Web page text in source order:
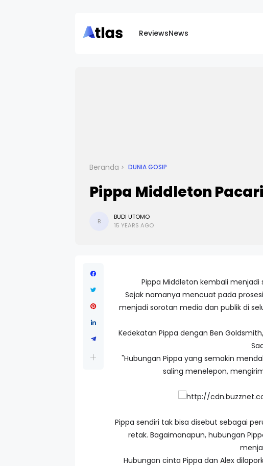
ReviewsNews
Beranda DUNIA GOSIP
Pippa Middleton
B
BUDI UTOMO
15 YEARS AGO
Pippa Middleton kembali menjadi
Sejak namanya mencuat pada
menjadi sorotan media dan publik di
Kedekatan Pippa dengan Ben
"Hubungan Pippa yang semakin
saling menelepon,
Pippa sendiri tak bisa disebut sebagai
retak. Bagaimanapun, hubungan
Hubungan cinta Pippa dan Alex